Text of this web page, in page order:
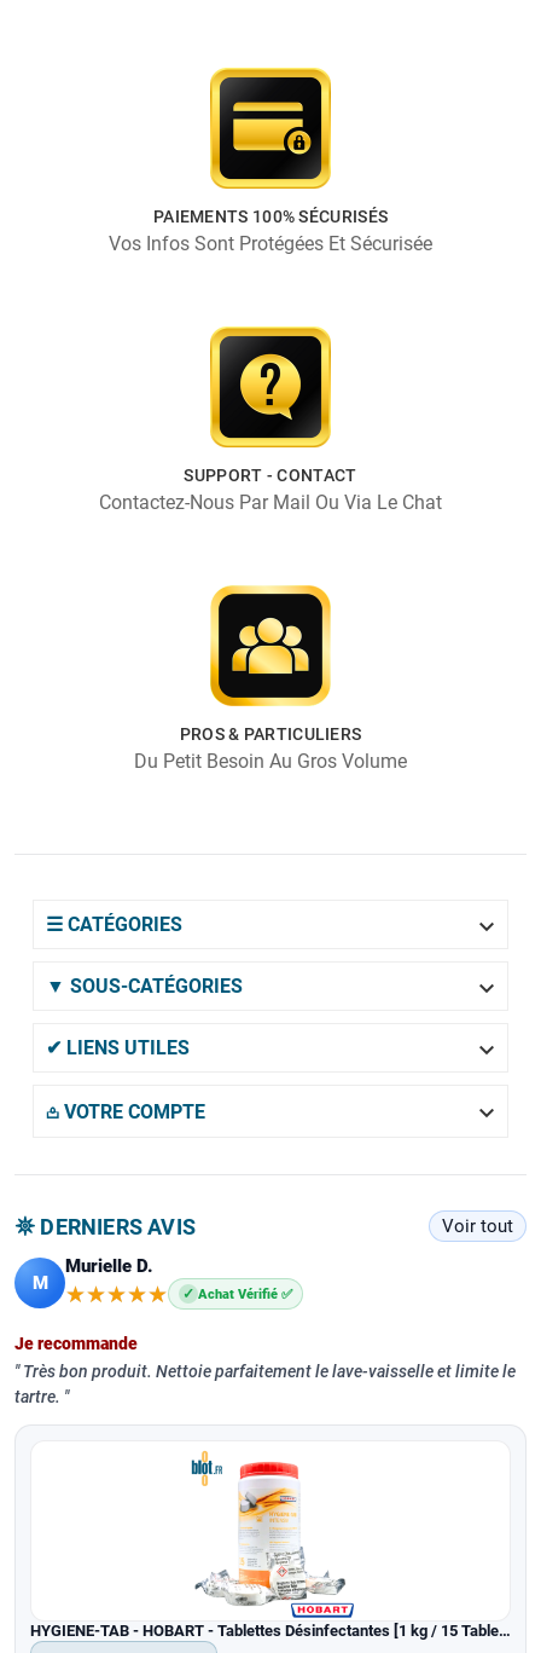
PAIEMENTS 100% SÉCURISÉS
Vos Infos Sont Protégées Et Sécurisée
SUPPORT - CONTACT
Contactez-Nous Par Mail Ou Via Le Chat
PROS & PARTICULIERS
Du Petit Besoin Au Gros Volume
☰ CATÉGORIES 
▼ SOUS-CATÉGORIES 
✔ LIENS UTILES 
𖡌 VOTRE COMPTE 
𖤓 DERNIERS AVIS Voir tout
M
Murielle D.
★★★★★
★★★★★ ✓ Achat Vérifié ✅
Je recommande
Très bon produit. Nettoie parfaitement le lave-vaisselle et limite le
tartre.
HYGIENE-TAB - HOBART - Tablettes Désinfectantes [1 kg / 15 Tablettes]